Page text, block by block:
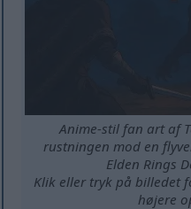
Anime-stil fan art af
rustningen mod en
Elden Rings
Klik eller tryk på billedet
højere